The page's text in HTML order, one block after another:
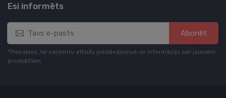
Esi informēts
Abonēt
*Piesakies, lai saņemtu atlaižu piedāvājumus un informāciju par jauniem
produktiem